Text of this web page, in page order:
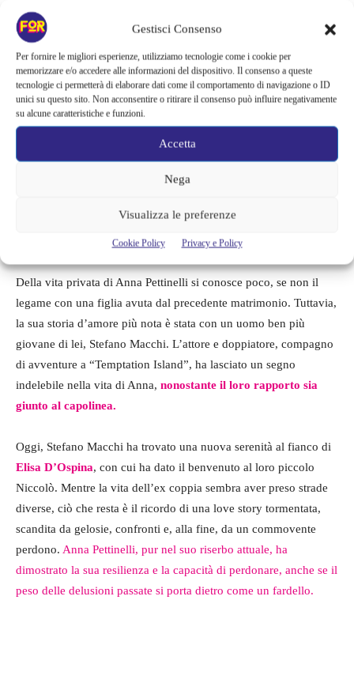
Gestisci Consenso
Per fornire le migliori esperienze, utilizziamo tecnologie come i cookie per
memorizzare e/o accedere alle informazioni del dispositivo. Il consenso a queste
tecnologie ci permetterà di elaborare dati come il comportamento di navigazione o ID
unici su questo sito. Non acconsentire o ritirare il consenso può influire negativamente
su alcune caratteristiche e funzioni.
Accetta
Nega
Visualizza le preferenze
Cookie Policy Privacy e Policy
Anna Pettinelli – temptatio Island – fortementein.com
L’Epilogo di un amore
conturbante: La Vita dopo Stefano
Della vita privata di Anna Pettinelli si conosce poco, se non il
legame con una figlia avuta dal precedente matrimonio. Tuttavia,
la sua storia d’amore più nota è stata con un uomo ben più
giovane di lei, Stefano Macchi. L’attore e doppiatore, compagno
di avventure a “Temptation Island”, ha lasciato un segno
indelebile nella vita di Anna, nonostante il loro rapporto sia
giunto al capolinea.
Oggi, Stefano Macchi ha trovato una nuova serenità al fianco di
Elisa D’Ospina, con cui ha dato il benvenuto al loro piccolo
Niccolò. Mentre la vita dell’ex coppia sembra aver preso strade
diverse, ciò che resta è il ricordo di una love story tormentata,
scandita da gelosie, confronti e, alla fine, da un commovente
perdono. Anna Pettinelli, pur nel suo riserbo attuale, ha
dimostrato la sua resilienza e la capacità di perdonare, anche se il
peso delle delusioni passate si porta dietro come un fardello.